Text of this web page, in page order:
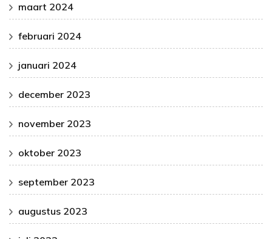
maart 2024
februari 2024
januari 2024
december 2023
november 2023
oktober 2023
september 2023
augustus 2023